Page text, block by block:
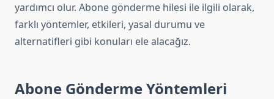
yardımcı olur. Abone gönderme hilesi ile ilgili olarak,
farklı yöntemler, etkileri, yasal durumu ve
alternatifleri gibi konuları ele alacağız.
Abone Gönderme Yöntemleri